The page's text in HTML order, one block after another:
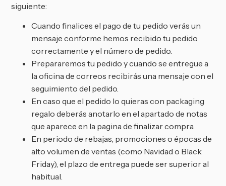
siguiente:
Cuando finalices el pago de tu pedido verás un
mensaje conforme hemos recibido tu pedido
correctamente y el número de pedido.
Prepararemos tu pedido y cuando se entregue a
la oficina de correos recibirás una mensaje con el
seguimiento del pedido.
En caso que el pedido lo quieras con packaging
regalo deberás anotarlo en el apartado de notas
que aparece en la pagina de finalizar compra.
En periodo de rebajas, promociones o épocas de
alto volumen de ventas (como Navidad o Black
Friday), el plazo de entrega puede ser superior al
habitual.